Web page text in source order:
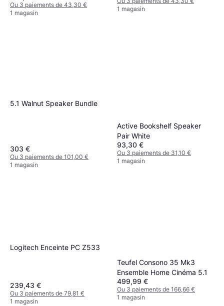
Ou 3 paiements de 43,30 €
1 magasin
1 magasin
5.1 Walnut Speaker Bundle
303 €
Ou 3 paiements de 101,00 €
1 magasin
Active Bookshelf Speaker
Pair White
93,30 €
Ou 3 paiements de 31,10 €
1 magasin
Logitech Enceinte PC Z533
239,43 €
Ou 3 paiements de 79,81 €
1 magasin
Teufel Consono 35 Mk3
Ensemble Home Cinéma 5.1
499,99 €
Ou 3 paiements de 166,66 €
1 magasin